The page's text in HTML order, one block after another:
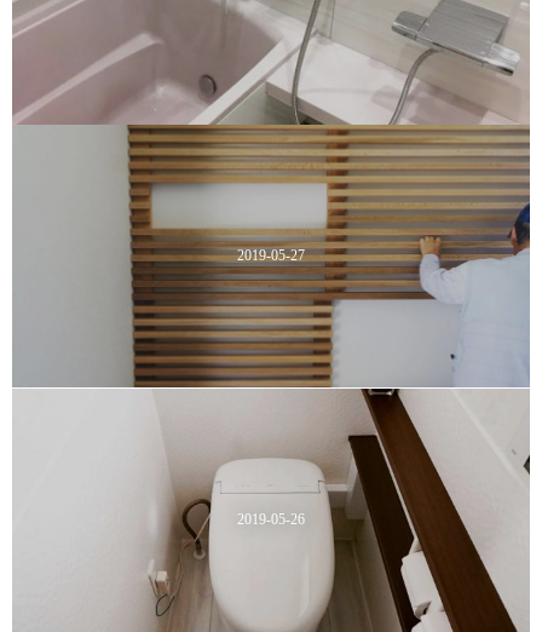
2019-05-27
2019-05-26